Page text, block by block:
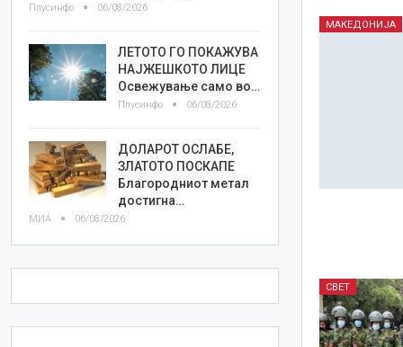
МАКЕДОНИЈА
СВЕТ
Плусинфо 06/08/2026
ЛЕТОТО ГО ПОКАЖУВА
НАЈЖЕШКОТО ЛИЦE
Освежување само во…
Плусинфо 06/08/2026
ДОЛАРОТ ОСЛАБЕ,
ЗЛАТОТО ПОСКАПЕ
Благородниот метал
достигна…
МИА 06/08/2026